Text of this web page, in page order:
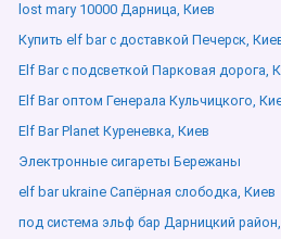
lost mary 10000 Дарница, Киев
Купить elf bar с доставкой Печерск,
Elf Bar с подсветкой Парковая дорога,
Elf Bar оптом Генерала Кульчицкого,
Elf Bar Planet Куреневка, Киев
Электронные сигареты Бережаны
elf bar ukraine Сапёрная слободка, Киев
под система эльф бар Дарницкий